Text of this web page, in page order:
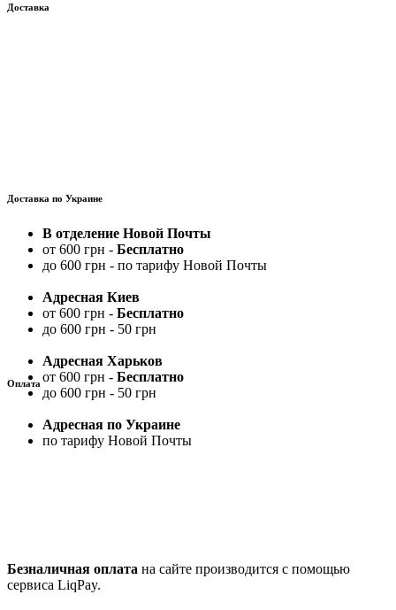
Доставка
Доставка по Украине
В отделение Новой Почты
от 600 грн - Бесплатно
до 600 грн - по тарифу Новой Почты
Адресная Киев
от 600 грн - Бесплатно
до 600 грн - 50 грн
Адресная Харьков
от 600 грн - Бесплатно
до 600 грн - 50 грн
Адресная по Украине
по тарифу Новой Почты
Оплата
Безналичная оплата на сайте производится с помощью
сервиса LiqPay.